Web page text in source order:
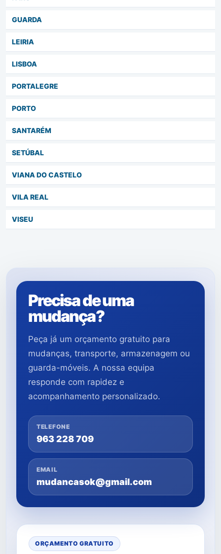
GUARDA
LEIRIA
LISBOA
PORTALEGRE
PORTO
SANTARÉM
SETÚBAL
VIANA DO CASTELO
VILA REAL
VISEU
Precisa de uma
mudança?
Peça já um orçamento gratuito para
mudanças, transporte, armazenagem ou
guarda-móveis. A nossa equipa
responde com rapidez e
acompanhamento personalizado.
TELEFONE
963 228 709
EMAIL
mudancasok@gmail.com
ORÇAMENTO GRATUITO